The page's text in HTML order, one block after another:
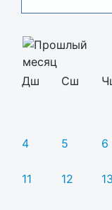
Дш
Сш
4 5 6
11 12 13